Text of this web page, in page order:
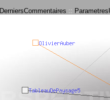
DerniersCommentaires ::